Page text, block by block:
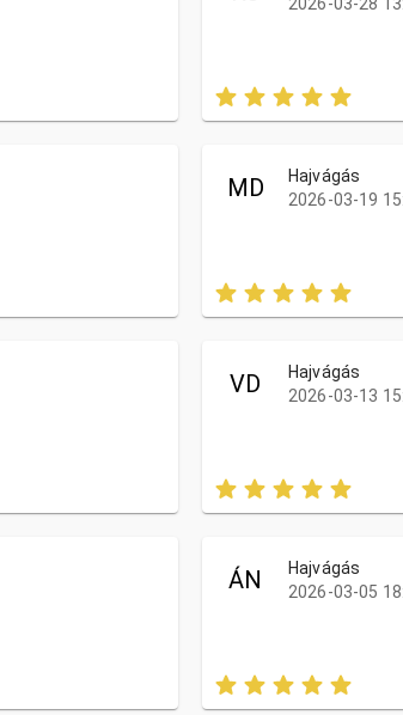
MD
Hajvágás
2026-03-19
VD
Hajvágás
2026-03-13
ÁN
Hajvágás
2026-03-05